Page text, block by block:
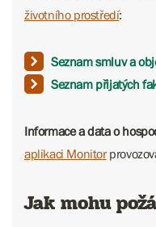
životního prostředí:
Seznam smluv a
Seznam přijatých
Informace a data o
aplikaci Monitor
Jak mohu